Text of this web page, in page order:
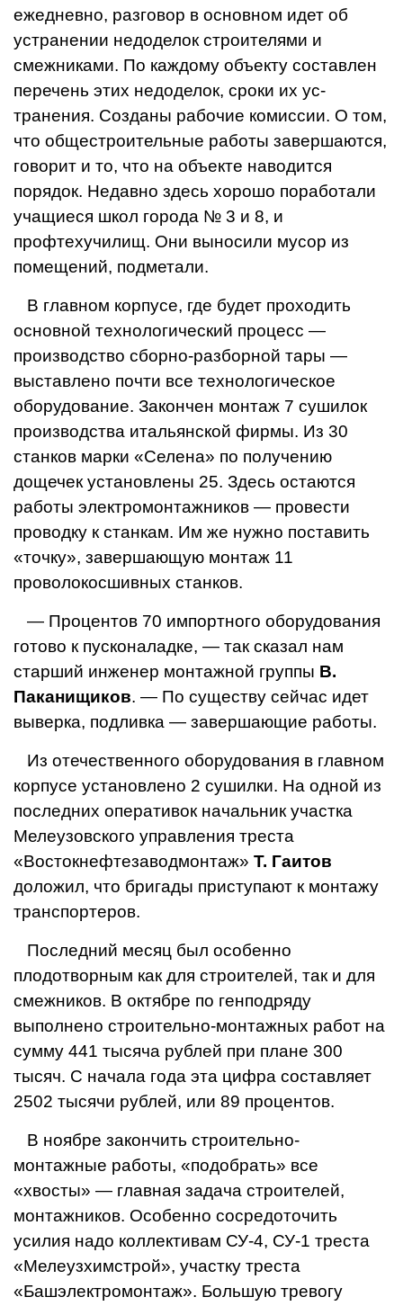
ежедневно, разговор в основном идет об
устранении недоделок строителями и
смежниками. По каждому объекту составлен
перечень этих недоделок, сроки их ус­
транения. Созданы рабочие комиссии. О том,
что общестроительные работы завершаются,
говорит и то, что на объекте наводится
порядок. Недавно здесь хорошо поработали
учащиеся школ города № 3 и 8, и
профтехучилищ. Они выносили мусор из
помещений, подметали.
В главном корпусе, где будет проходить
основной технологический процесс —
производство сборно-разборной тары —
выставлено почти все технологическое
оборудование. Закончен монтаж 7 сушилок
производства итальянской фирмы. Из 30
станков марки «Селена» по получению
дощечек установлены 25. Здесь остаются
работы электромонтажников — провести
проводку к станкам. Им же нужно поставить
«точку», завершающую монтаж 11
проволокосшивных станков.
— Процентов 70 импортного оборудования
готово к пусконаладке, — так сказал нам
старший инженер монтажной группы В.
Паканищиков. — По существу сейчас идет
выверка, подливка — завершающие работы.
Из отечественного оборудо­вания в главном
корпусе уста­новлено 2 сушилки. На одной из
последних оперативок начальник участка
Мелеузовского управления треста
«Востокнефтезаводмонтаж» Т. Гаитов
доложил, что бригады приступают к монтажу
транспортеров.
Последний месяц был особенно
плодотворным как для строите­лей, так и для
смежников. В октябре по генподряду
выполнено строительно-монтажных работ на
сумму 441 тысяча рублей при плане 300
тысяч. С начала года эта цифра составляет
2502 тысячи рублей, или 89 процентов.
В ноябре закончить строительно-
монтажные работы, «подо­брать» все
«хвосты» — главная задача строителей,
монтажников. Особенно сосредоточить
усилия надо коллективам СУ-4, СУ-1 треста
«Мелеузхимстрой», участку треста
«Башэлектромонтаж». Большую тревогу